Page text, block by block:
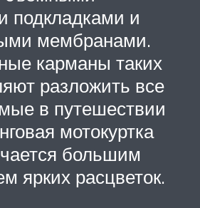
подкладками и
мембранами.
карманы таких
разложить все
в путешествии
мотокуртка
большим
ярких расцветок.